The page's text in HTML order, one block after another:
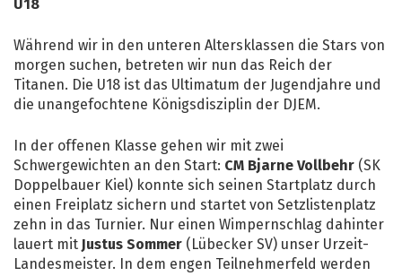
U18
Während wir in den unteren Altersklassen die Stars von
morgen suchen, betreten wir nun das Reich der
Titanen. Die U18 ist das Ultimatum der Jugendjahre und
die unangefochtene Königsdisziplin der DJEM.
In der offenen Klasse gehen wir mit zwei
Schwergewichten an den Start: CM Bjarne Vollbehr (SK
Doppelbauer Kiel) konnte sich seinen Startplatz durch
einen Freiplatz sichern und startet von Setzlistenplatz
zehn in das Turnier. Nur einen Wimpernschlag dahinter
lauert mit
Justus Sommer (Lübecker SV) unser Urzeit-
Landesmeister. In dem engen Teilnehmerfeld werden